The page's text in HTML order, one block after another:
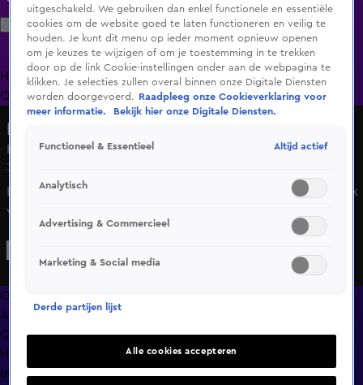
Zoeken
HomeUitzending Gemist Programma's De Bondgenoten
OranjezomerLivestreamsShop
Rick is on a winning streak!
31 mei 2024, 16:17
Het potje Jenga wordt glansrijk gewonnen door Rick. Rick
vindt het steeds leuker om spelletjes met Yvonne te
spelen. Zij snapt dat wel aangezien hij elke keer wint. Zou
Overzicht
Afleveringen
Clips
Hoe is het nu met?
Info
uitgeschakeld. We gebruiken dan enkel functionele en essentiële
cookies om de website goed te laten functioneren en veilig te
houden. Je kunt dit menu op ieder moment opnieuw openen
om je keuzes te wijzigen of om je toestemming in te trekken
door op de link Cookie-instellingen onder aan de webpagina te
klikken. Je selecties zullen overal binnen onze Digitale Diensten
worden doorgevoerd.
Raadpleeg onze Cookieverklaring voor
meer informatie.
Bekijk hier onze Digitale Diensten.
Functioneel & Essentieel Altijd actief
Analytisch
Advertising & Commercieel
Marketing & Social media
Derde partijen lijst
Alle cookies accepteren